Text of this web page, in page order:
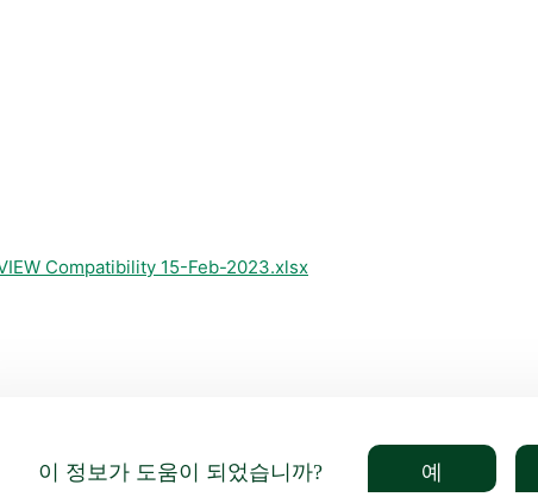
Compatibility 15-Feb-2023.xlsx
이 정보가 도움이 되었습니까? 예